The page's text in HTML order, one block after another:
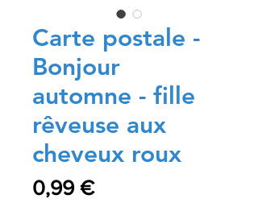
Carte postale -
Bonjour
automne - fille
rêveuse aux
cheveux roux
0,99 €Prix